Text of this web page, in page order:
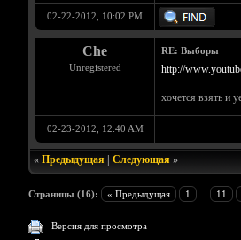
02-22-2012, 10:02 PM
Che
Unregistered
RE: Выборы
http://
хочется взять и
02-23-2012, 12:40 AM
«Предыдущая |Следующая »
Страницы (16): « Предыдущая 1 11
Версия для просмотра